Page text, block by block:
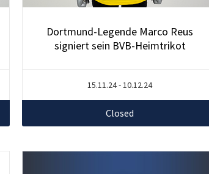
Dortmund-Legende Marco Reus
signiert sein BVB-Heimtrikot
15.11.24 - 10.12.24
Closed